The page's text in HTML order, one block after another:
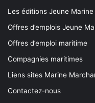
Les éditions Jeune Marine
Offres d’emplois Jeune
Offres d’emploi maritime
Compagnies maritimes
Liens sites Marine
Contactez-nous